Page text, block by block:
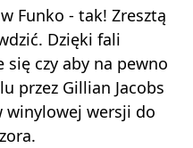
w Funko - tak! Zresztą
Dzięki fali
czy aby na pewno
przez Gillian Jacobs
winylowej wersji do